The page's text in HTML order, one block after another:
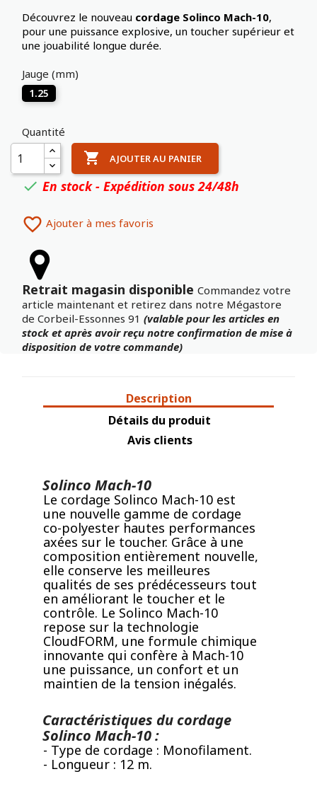
Découvrez le nouveau cordage Solinco Mach-10,
pour une puissance explosive, un toucher supérieur et
une jouabilité longue durée.
Jauge (mm)
1.25
Quantité
 AJOUTER AU PANIER
 En stock - Expédition sous 24/48h
 Ajouter à mes favoris
Retrait magasin disponible Commandez votre
article maintenant et retirez dans notre Mégastore
de Corbeil-Essonnes 91 (valable pour les articles en
stock et après avoir reçu notre confirmation de mise à
disposition de votre commande)
Description
Détails du produit
Avis clients
Solinco Mach-10
Le cordage Solinco Mach-10 est
une nouvelle gamme de cordage
co-polyester hautes performances
axées sur le toucher. Grâce à une
composition entièrement nouvelle,
elle conserve les meilleures
qualités de ses prédécesseurs tout
en améliorant le toucher et le
contrôle. Le Solinco Mach-10
repose sur la technologie
CloudFORM, une formule chimique
innovante qui confère à Mach-10
une puissance, un confort et un
maintien de la tension inégalés.
Caractéristiques du cordage
Solinco Mach-10 :
- Type de cordage : Monofilament.
- Longueur : 12 m.